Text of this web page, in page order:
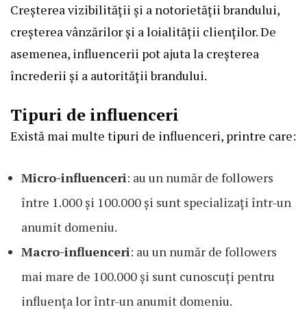
Creșterea vizibilității și a notorietății brandului,
creșterea vânzărilor și a loialității clienților. De
asemenea, influencerii pot ajuta la creșterea
încrederii și a autorității brandului.
Tipuri de influenceri
Există mai multe tipuri de influenceri, printre care:
Micro-influenceri: au un număr de followers
între 1.000 și 100.000 și sunt specializați într-un
anumit domeniu.
Macro-influenceri: au un număr de followers
mai mare de 100.000 și sunt cunoscuți pentru
influența lor într-un anumit domeniu.